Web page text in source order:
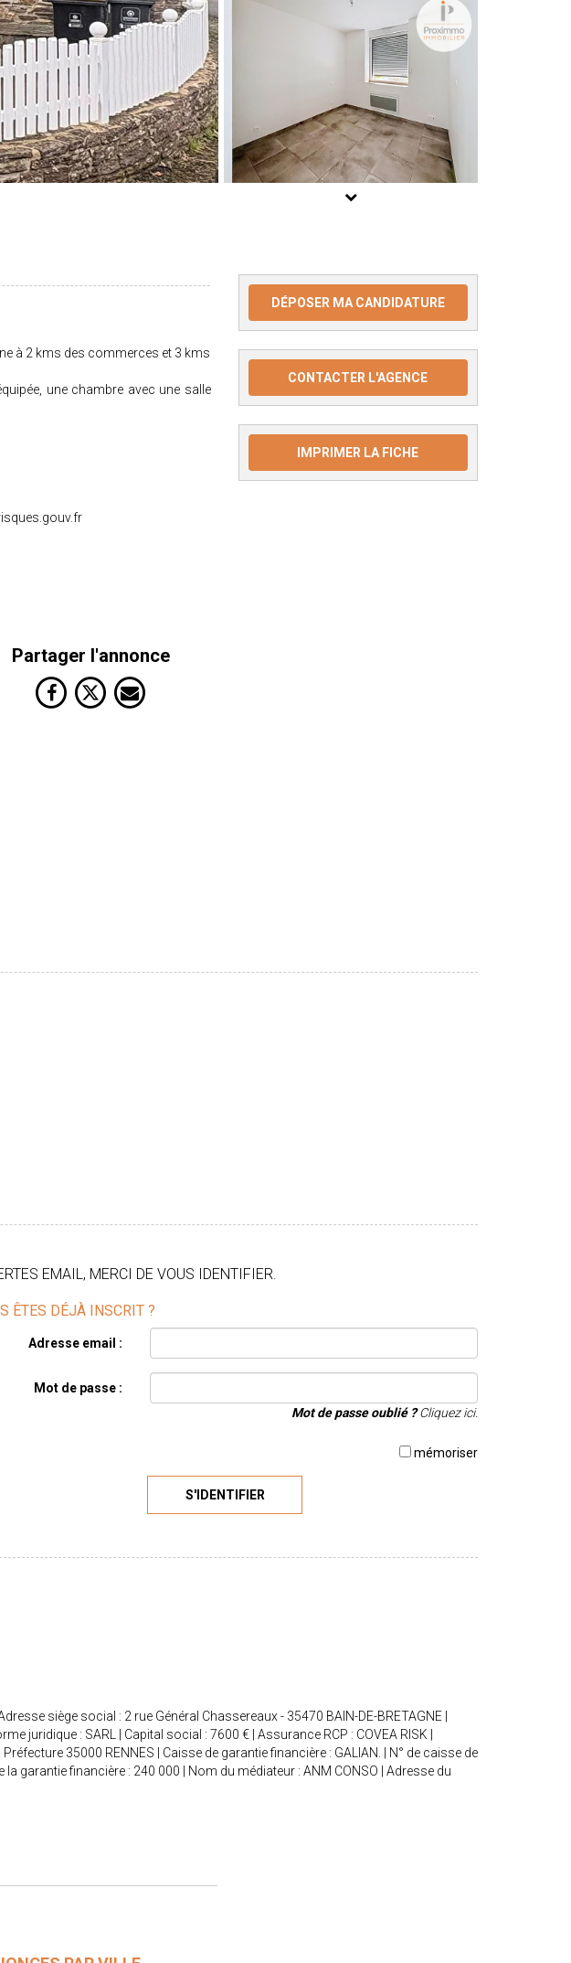
à 2 kms des commerces et 3 kms
une chambre avec une salle
Partager l'annonce
DÉPOSER MA CANDIDATURE
CONTACTER L'AGENCE
IMPRIMER LA FICHE
EMAIL, MERCI DE VOUS IDENTIFIER.
ÊTES DÉJÀ INSCRIT ?
Adresse email :
Mot de passe :
Mot de passe oublié ?Cliquez ici.
mémoriser
S'IDENTIFIER
siège social : 2 rue Général Chassereaux - 35470 BAIN-DE-BRETAGNE |
juridique : SARL | Capital social : 7600 € | Assurance RCP : COVEA RISK |
35000 RENNES | Caisse de garantie financière : GALIAN. | N° de caisse de
garantie financière : 240 000 | Nom du médiateur : ANM CONSO | Adresse du